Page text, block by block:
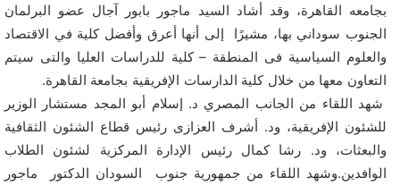
بجامعه القاهرة، وقد أشاد السيد ماجور بابور آجال عضو البرلمان
الجنوب سوداني بها، مشيرًا إلى أنها أعرق وأفضل كلية في الاقتصاد
والعلوم السياسية فى المنطقة – كلية للدراسات العليا والتى سيتم
التعاون معها من خلال كلية الدارسات الإفريقية بجامعة القاهرة.
شهد اللقاء من الجانب المصري د. إسلام أبو المجد مستشار الوزير
للشئون الإفريقية، ود. أشرف العزازى رئيس قطاع الشئون الثقافية
والبعثات، ود. رشا كمال رئيس الإدارة المركزية لشئون الطلاب
الوافدين.وشهد اللقاء من جمهورية جنوب السودان الدكتور ماجور